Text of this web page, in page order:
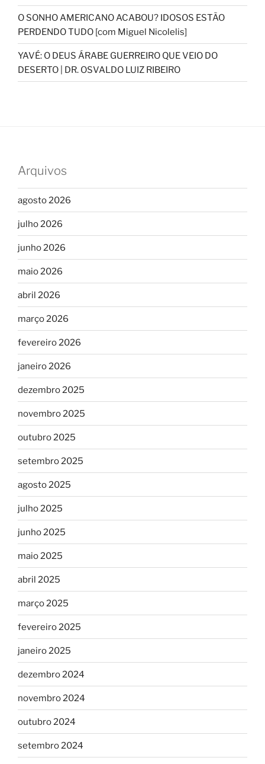
O SONHO AMERICANO ACABOU? IDOSOS ESTÃO
PERDENDO TUDO [com Miguel Nicolelis]
YAVÉ: O DEUS ÁRABE GUERREIRO QUE VEIO DO
DESERTO | DR. OSVALDO LUIZ RIBEIRO
Arquivos
agosto 2026
julho 2026
junho 2026
maio 2026
abril 2026
março 2026
fevereiro 2026
janeiro 2026
dezembro 2025
novembro 2025
outubro 2025
setembro 2025
agosto 2025
julho 2025
junho 2025
maio 2025
abril 2025
março 2025
fevereiro 2025
janeiro 2025
dezembro 2024
novembro 2024
outubro 2024
setembro 2024